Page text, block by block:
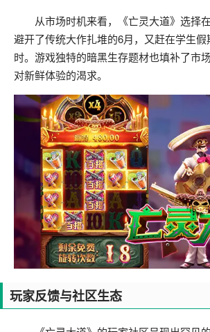
从市场时机来看，《亡灵大道》选择
避开了传统大作扎堆的6月，又赶在学生
时。游戏独特的暗黑生存题材也填补了市
对新鲜体验的渴求。
玩家反馈与社区生态